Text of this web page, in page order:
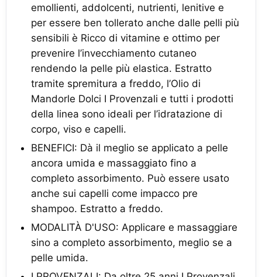
emollienti, addolcenti, nutrienti, lenitive e
per essere ben tollerato anche dalle pelli più
sensibili è Ricco di vitamine e ottimo per
prevenire l’invecchiamento cutaneo
rendendo la pelle più elastica. Estratto
tramite spremitura a freddo, l’Olio di
Mandorle Dolci I Provenzali e tutti i prodotti
della linea sono ideali per l’idratazione di
corpo, viso e capelli.
BENEFICI: Dà il meglio se applicato a pelle
ancora umida e massaggiato fino a
completo assorbimento. Può essere usato
anche sui capelli come impacco pre
shampoo. Estratto a freddo.
MODALITÀ D'USO: Applicare e massaggiare
sino a completo assorbimento, meglio se a
pelle umida.